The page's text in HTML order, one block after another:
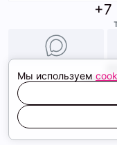
ТК Терминал
ТРК Континент
+7
Мы используем